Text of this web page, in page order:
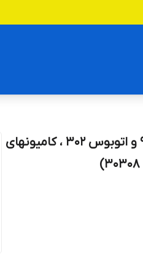
رولبرینگ گیربکس دنده ای زیر بنز 911 و اتوبوس 302 ، کامیونهای